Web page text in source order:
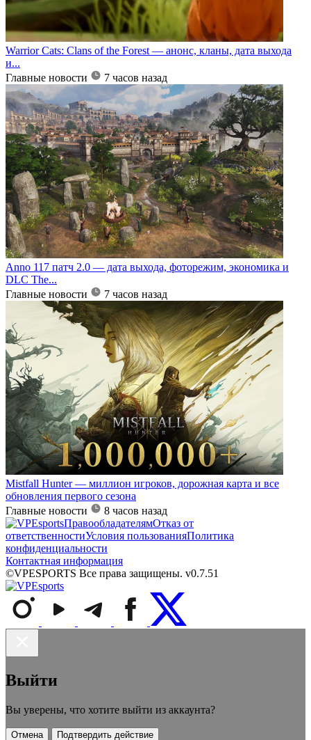
Warrior Cats: Clans of the Forest — анонс, кланы, дата выхода
и...
Главные новости
7 часов назад
Anno 117 патч 2.0 — дата выхода, фоторежим, экономика и
DLC The...
Главные новости
7 часов назад
Mistfall Hunter — миллион игроков, дорожная карта и все
обновления первого сезона
Главные новости
8 часов назад
ПравообладателямОтказ от
ответственностиУсловия пользованияПолитика
конфиденциальности
Контактная информация
©VPESPORTS Все права защищены. v0.7.51
Выйти
Вы уверены, что хотите выйти из аккаунта?
Отмена Подтвердить действие